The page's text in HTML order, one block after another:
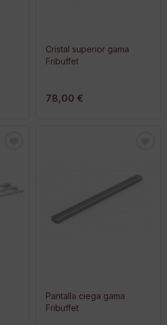
Cristal superior gama
Fribuffet
78,00 €
Pantalla ciega gama
Fribuffet